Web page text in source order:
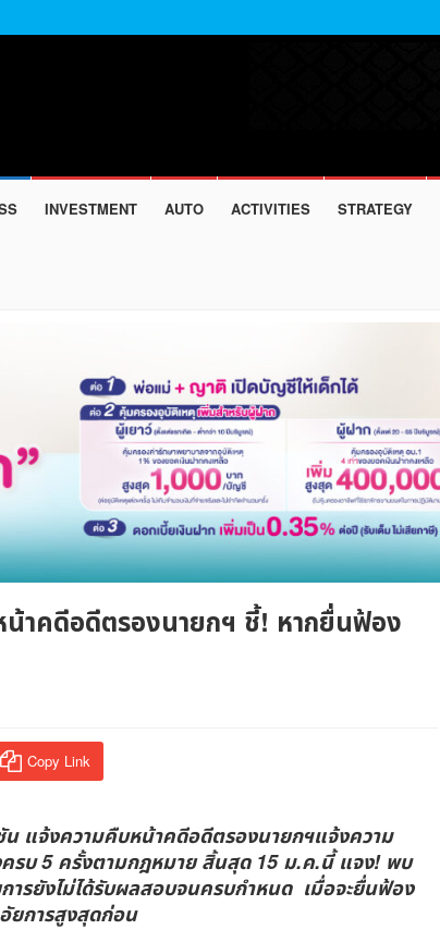
INVESTMENT AUTO ACTIVITIES STRATEGY
าคดีอดีตรองนายกฯ ชี้! หากยื่นฟ้อง
Copy Link
แจ้งความคืบหน้าคดีอดีตรองนายกฯแจ้งความ
รบ 5 ครั้งตามกฎหมาย สิ้นสุด 15 ม.ค.นี้ แจง! พบ
รยังไม่ได้รับผลสอบจนครบกำหนด เมื่อจะยื่นฟ้อง
ยการสูงสุดก่อน